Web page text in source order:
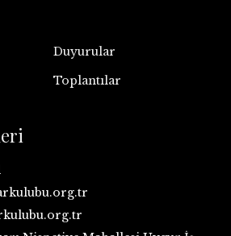
Duyurular
Toplantılar